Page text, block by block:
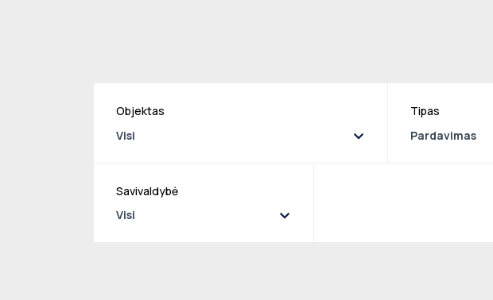
Objektas
Visi
Tipas
Pardavimas
Savivaldybė
Visi